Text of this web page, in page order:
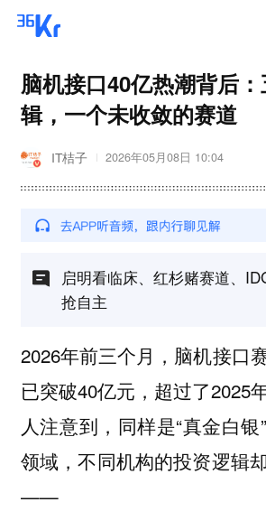
脑机接口40亿热潮背后
辑，一个未收敛的赛道
IT桔子 2026年05月08日 10:04
启明看临床、红杉赌赛道、
抢自主
2026年前三个月，脑机接口
已突破40亿元，超过了2025
人注意到，同样是“真金白
领域，不同机构的投资逻辑
——